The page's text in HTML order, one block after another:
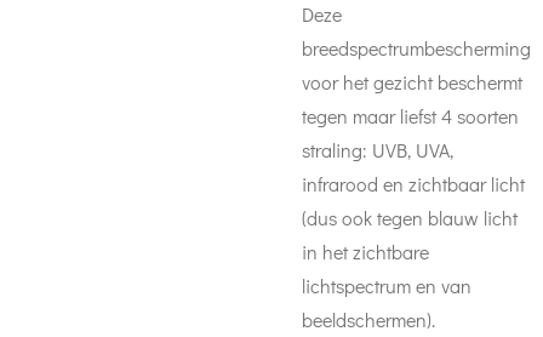
Deze
breedspectrumbescherming
voor het gezicht beschermt
tegen maar liefst 4 soorten
straling: UVB, UVA,
infrarood en zichtbaar licht
(dus ook tegen blauw licht
in het zichtbare
lichtspectrum en van
beeldschermen).